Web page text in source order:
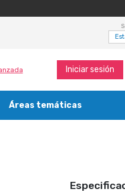
Iniciar sesión
Áreas temáticas